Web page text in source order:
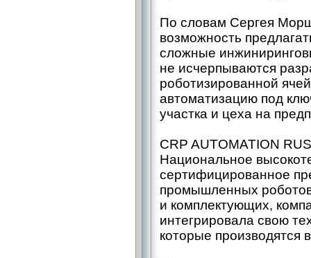
По словам Сергея
возможность
сложные
не исчерпываются
роботизированной
автоматизацию под
участка и цеха на
CRP AUTOMATION
Национальное
сертифицированное
промышленных
и комплектующих,
интегрировала свою
которые производятся